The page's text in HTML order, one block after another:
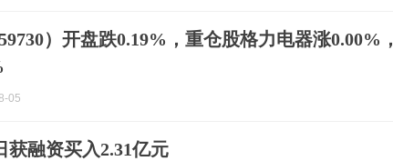
）开盘跌0.19%，重仓股格力电器涨0.00%，
05
获融资买入2.31亿元